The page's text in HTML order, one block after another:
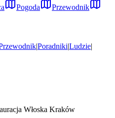
Pogoda
Przewodnik
|Poradniki|Ludzie|
Włoska Kraków